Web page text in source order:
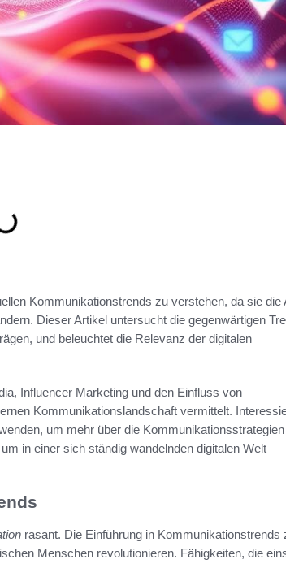
Kommunikationstrends zu verstehen, da sie die
Dieser Artikel untersucht die gegenwärtigen
und beleuchtet die Relevanz der digitalen
Influencer Marketing und den Einfluss von
Kommunikationslandschaft vermittelt.
um mehr über die
in einer sich ständig wandelnden digitalen Welt
rasant. Die Einführung in Kommunikationstrends
Menschen revolutionieren. Fähigkeiten, die